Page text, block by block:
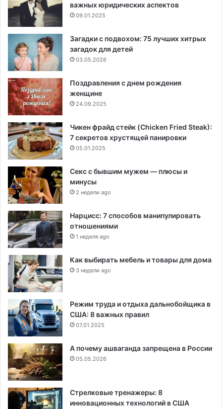
важных юридических аспектов
09.01.2025
Загадки с подвохом: 75 лучших хитрых
загадок для детей
03.05.2026
Поздравления с днем рождения
женщине
24.09.2025
Чикен фрайд стейк (Chicken Fried Steak):
7 секретов хрустящей панировки
05.01.2025
Секс с бывшим мужем — плюсы и
минусы
2 недели ago
Нарцисс: 7 способов манипулировать
отношениями
1 неделя ago
Как выбирать мебель и товары для дома
3 недели ago
Режим труда и отдыха дальнобойщика в
США: 8 важных правил
07.01.2025
А почему ашваганда запрещена в России
05.05.2026
Стрелковые тренажеры: 8
инновационных технологий в США